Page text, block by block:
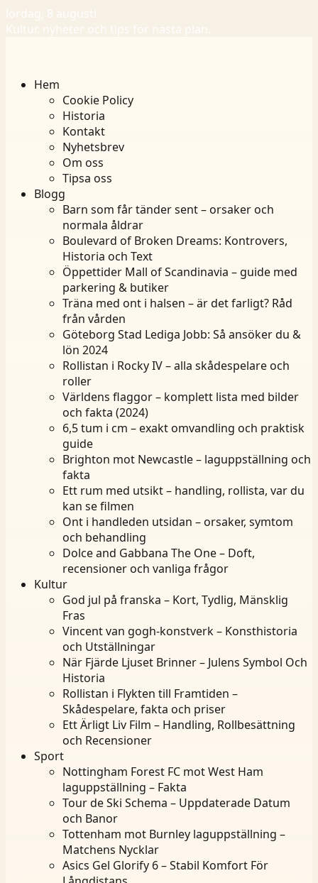
lördag, 8 augusti
Kultur, nyheter och tips för nästa plan.
Hem
Cookie Policy
Historia
Kontakt
Nyhetsbrev
Om oss
Tipsa oss
Blogg
Barn som får tänder sent – orsaker och
normala åldrar
Boulevard of Broken Dreams: Kontrovers,
Historia och Text
Öppettider Mall of Scandinavia – guide med
parkering & butiker
Träna med ont i halsen – är det farligt? Råd
från vården
Göteborg Stad Lediga Jobb: Så ansöker du &
lön 2024
Rollistan i Rocky IV – alla skådespelare och
roller
Världens flaggor – komplett lista med bilder
och fakta (2024)
6,5 tum i cm – exakt omvandling och praktisk
guide
Brighton mot Newcastle – laguppställning och
fakta
Ett rum med utsikt – handling, rollista, var du
kan se filmen
Ont i handleden utsidan – orsaker, symtom
och behandling
Dolce and Gabbana The One – Doft,
recensioner och vanliga frågor
Kultur
God jul på franska – Kort, Tydlig, Mänsklig
Fras
Vincent van gogh-konstverk – Konsthistoria
och Utställningar
När Fjärde Ljuset Brinner – Julens Symbol Och
Historia
Rollistan i Flykten till Framtiden –
Skådespelare, fakta och priser
Ett Ärligt Liv Film – Handling, Rollbesättning
och Recensioner
Sport
Nottingham Forest FC mot West Ham
laguppställning – Fakta
Tour de Ski Schema – Uppdaterade Datum
och Banor
Tottenham mot Burnley laguppställning –
Matchens Nycklar
Asics Gel Glorify 6 – Stabil Komfort För